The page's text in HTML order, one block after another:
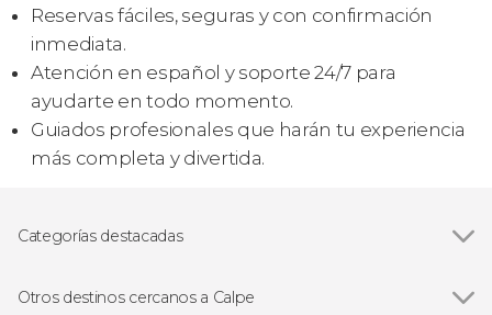
Reservas fáciles, seguras y con confirmación
inmediata.
Atención en español y soporte 24/7 para
ayudarte en todo momento.
Guiados profesionales que harán tu experiencia
más completa y divertida.
Categorías destacadas
Paseos en barco
Otros destinos cercanos a Calpe